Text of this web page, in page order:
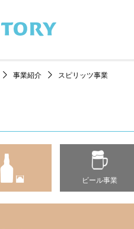
事業紹介 スピリッツ事業
ビール事業